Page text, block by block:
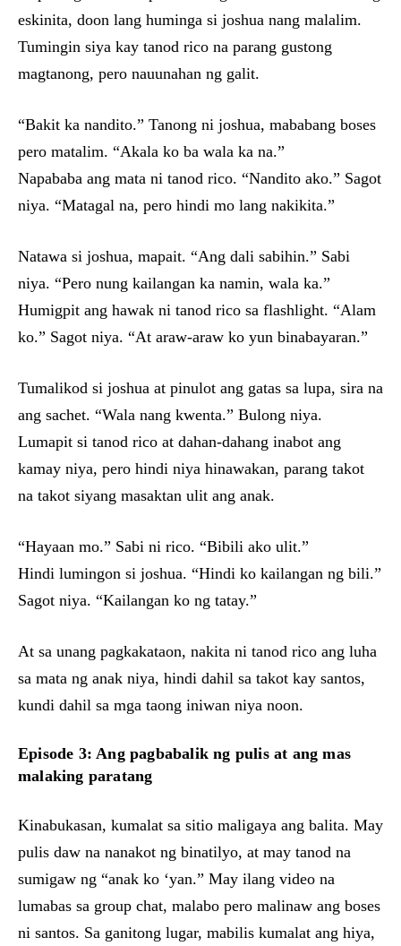
eskinita, doon lang huminga si joshua nang malalim.
Tumingin siya kay tanod rico na parang gustong
magtanong, pero nauunahan ng galit.
“Bakit ka nandito.” Tanong ni joshua, mababang boses
pero matalim. “Akala ko ba wala ka na.”
Napababa ang mata ni tanod rico. “Nandito ako.” Sagot
niya. “Matagal na, pero hindi mo lang nakikita.”
Natawa si joshua, mapait. “Ang dali sabihin.” Sabi
niya. “Pero nung kailangan ka namin, wala ka.”
Humigpit ang hawak ni tanod rico sa flashlight. “Alam
ko.” Sagot niya. “At araw-araw ko yun binabayaran.”
Tumalikod si joshua at pinulot ang gatas sa lupa, sira na
ang sachet. “Wala nang kwenta.” Bulong niya.
Lumapit si tanod rico at dahan-dahang inabot ang
kamay niya, pero hindi niya hinawakan, parang takot
na takot siyang masaktan ulit ang anak.
“Hayaan mo.” Sabi ni rico. “Bibili ako ulit.”
Hindi lumingon si joshua. “Hindi ko kailangan ng bili.”
Sagot niya. “Kailangan ko ng tatay.”
At sa unang pagkakataon, nakita ni tanod rico ang luha
sa mata ng anak niya, hindi dahil sa takot kay santos,
kundi dahil sa mga taong iniwan niya noon.
Episode 3: Ang pagbabalik ng pulis at ang mas
malaking paratang
Kinabukasan, kumalat sa sitio maligaya ang balita. May
pulis daw na nanakot ng binatilyo, at may tanod na
sumigaw ng “anak ko ‘yan.” May ilang video na
lumabas sa group chat, malabo pero malinaw ang boses
ni santos. Sa ganitong lugar, mabilis kumalat ang hiya,